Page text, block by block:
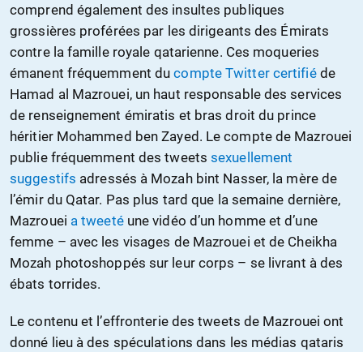
comprend également des insultes publiques
grossières proférées par les dirigeants des Émirats
contre la famille royale qatarienne. Ces moqueries
émanent fréquemment ducompte Twitter certifiéde
Hamad al Mazrouei, un haut responsable des services
de renseignement émiratis et bras droit du prince
héritier Mohammed ben Zayed. Le compte de Mazrouei
publie fréquemment des tweetssexuellement
suggestifs adressés à Mozah bint Nasser, la mère de
l’émir du Qatar. Pas plus tard que la semaine dernière,
Mazrouei a tweetéune vidéo d’un homme et d’une
femme – avec les visages de Mazrouei et de Cheikha
Mozah photoshoppés sur leur corps – se livrant à des
ébats torrides.
Le contenu et l’effronterie des tweets de Mazrouei ont
donné lieu à des spéculations dans les médias qataris